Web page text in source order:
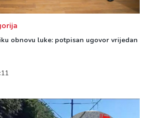
obnovu luke: potpisan ugovor vrijedan